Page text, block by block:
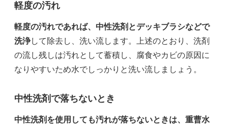
軽度の汚れ
軽度の汚れであれば、中性洗剤とデッキブラシなどで
洗浄して除去し、洗い流します。上述のとおり、洗剤
の流し残しは汚れとして蓄積し、腐食やカビの原因に
なりやすいため水でしっかりと洗い流しましょう。
中性洗剤で落ちないとき
中性洗剤を使用しても汚れが落ちないときは、重曹水